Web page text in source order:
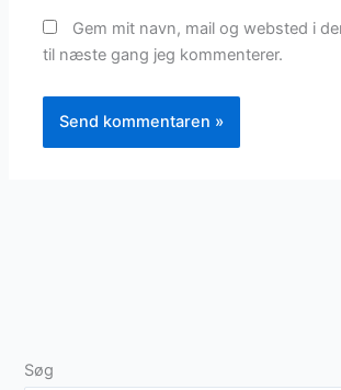
Gem mit navn, mail og websted i
til næste gang jeg kommenterer.
Søg